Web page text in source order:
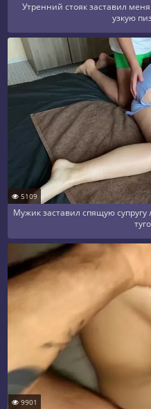
Утренний стояк заставил
узкую
5109
Мужик заставил спящую супругу
9901